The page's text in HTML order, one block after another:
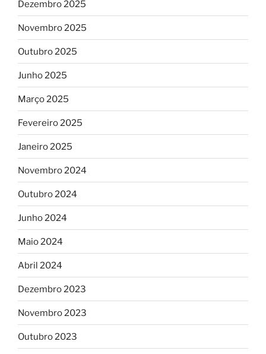
Dezembro 2025
Novembro 2025
Outubro 2025
Junho 2025
Março 2025
Fevereiro 2025
Janeiro 2025
Novembro 2024
Outubro 2024
Junho 2024
Maio 2024
Abril 2024
Dezembro 2023
Novembro 2023
Outubro 2023